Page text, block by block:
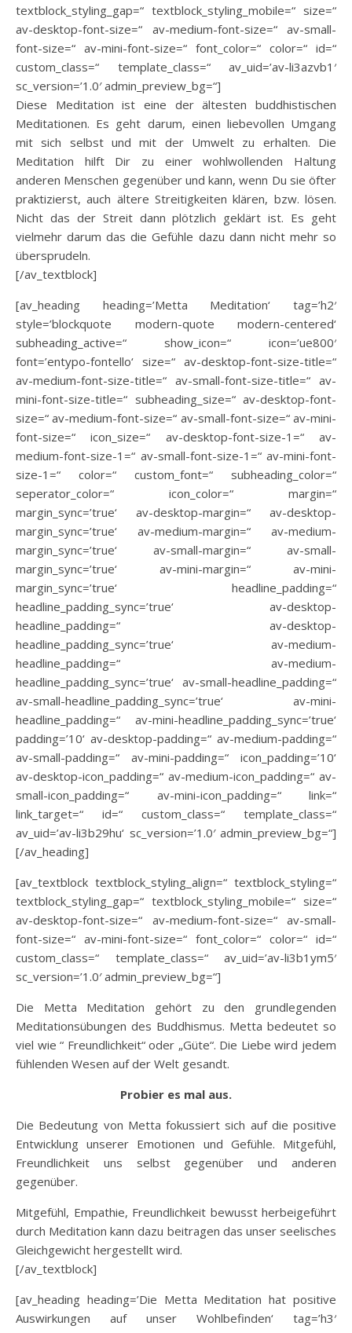
textblock_styling_gap=“ textblock_styling_mobile=“ size=“
av-desktop-font-size=“ av-medium-font-size=“ av-small-
font-size=“ av-mini-font-size=“ font_color=“ color=“ id=“
custom_class=“ template_class=“ av_uid=’av-li3azvb1′
sc_version=’1.0′ admin_preview_bg=“]
Diese Meditation ist eine der ältesten buddhistischen
Meditationen. Es geht darum, einen liebevollen Umgang
mit sich selbst und mit der Umwelt zu erhalten. Die
Meditation hilft Dir zu einer wohlwollenden Haltung
anderen Menschen gegenüber und kann, wenn Du sie öfter
praktizierst, auch ältere Streitigkeiten klären, bzw. lösen.
Nicht das der Streit dann plötzlich geklärt ist. Es geht
vielmehr darum das die Gefühle dazu dann nicht mehr so
übersprudeln.
[/av_textblock]
[av_heading heading=’Metta Meditation‘ tag=’h2′
style=’blockquote modern-quote modern-centered‘
subheading_active=“ show_icon=“ icon=’ue800′
font=’entypo-fontello‘ size=“ av-desktop-font-size-title=“
av-medium-font-size-title=“ av-small-font-size-title=“ av-
mini-font-size-title=“ subheading_size=“ av-desktop-font-
size=“ av-medium-font-size=“ av-small-font-size=“ av-mini-
font-size=“ icon_size=“ av-desktop-font-size-1=“ av-
medium-font-size-1=“ av-small-font-size-1=“ av-mini-font-
size-1=“ color=“ custom_font=“ subheading_color=“
seperator_color=“ icon_color=“ margin=“
margin_sync=’true‘ av-desktop-margin=“ av-desktop-
margin_sync=’true‘ av-medium-margin=“ av-medium-
margin_sync=’true‘ av-small-margin=“ av-small-
margin_sync=’true‘ av-mini-margin=“ av-mini-
margin_sync=’true‘ headline_padding=“
headline_padding_sync=’true‘ av-desktop-
headline_padding=“ av-desktop-
headline_padding_sync=’true‘ av-medium-
headline_padding=“ av-medium-
headline_padding_sync=’true‘ av-small-headline_padding=“
av-small-headline_padding_sync=’true‘ av-mini-
headline_padding=“ av-mini-headline_padding_sync=’true‘
padding=’10‘ av-desktop-padding=“ av-medium-padding=“
av-small-padding=“ av-mini-padding=“ icon_padding=’10‘
av-desktop-icon_padding=“ av-medium-icon_padding=“ av-
small-icon_padding=“ av-mini-icon_padding=“ link=“
link_target=“ id=“ custom_class=“ template_class=“
av_uid=’av-li3b29hu‘ sc_version=’1.0′ admin_preview_bg=“]
[/av_heading]
[av_textblock textblock_styling_align=“ textblock_styling=“
textblock_styling_gap=“ textblock_styling_mobile=“ size=“
av-desktop-font-size=“ av-medium-font-size=“ av-small-
font-size=“ av-mini-font-size=“ font_color=“ color=“ id=“
custom_class=“ template_class=“ av_uid=’av-li3b1ym5′
sc_version=’1.0′ admin_preview_bg=“]
Die Metta Meditation gehört zu den grundlegenden
Meditationsübungen des Buddhismus. Metta bedeutet so
viel wie “ Freundlichkeit“ oder „Güte“. Die Liebe wird jedem
fühlenden Wesen auf der Welt gesandt.
Probier es mal aus.
Die Bedeutung von Metta fokussiert sich auf die positive
Entwicklung unserer Emotionen und Gefühle. Mitgefühl,
Freundlichkeit uns selbst gegenüber und anderen
gegenüber.
Mitgefühl, Empathie, Freundlichkeit bewusst herbeigeführt
durch Meditation kann dazu beitragen das unser seelisches
Gleichgewicht hergestellt wird.
[/av_textblock]
[av_heading heading=’Die Metta Meditation hat positive
Auswirkungen auf unser Wohlbefinden‘ tag=’h3′